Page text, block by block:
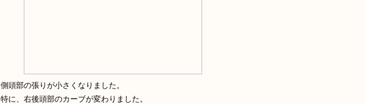
側頭部の張りが小さくなりました。
特に、右後頭部のカーブが変わりました。